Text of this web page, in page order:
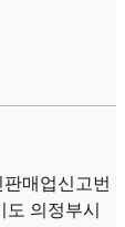
판매업신고번
도 의정부시